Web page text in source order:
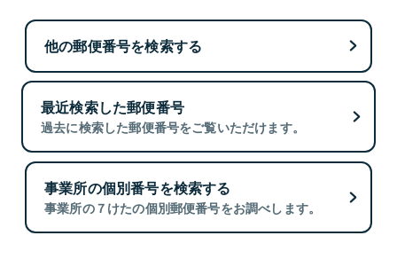
他の郵便番号を検索する
最近検索した郵便番号
過去に検索した郵便番号をご覧いただけます。
事業所の個別番号を検索する
事業所の７けたの個別郵便番号をお調べします。